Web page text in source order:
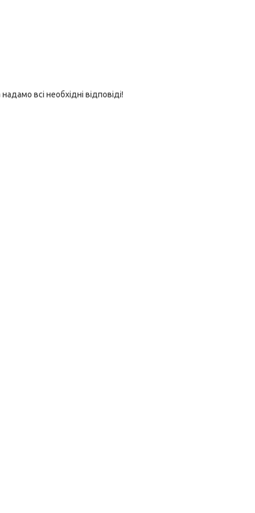
всі необхідні відповіді!